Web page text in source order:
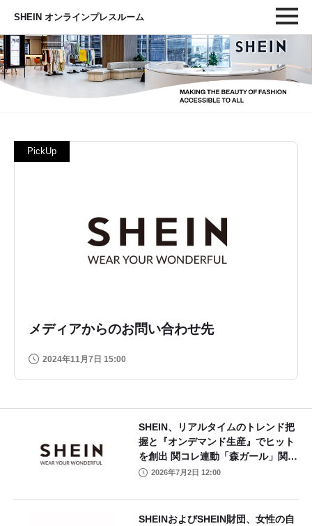
SHEIN オンラインプレスルーム
メディアからのお問い合わせ先
2024年11月7日 15:00
SHEIN、リアルタイムのトレンド把
握と『オンデマンド生産』でヒット
を創出 関コレ連動「森ガール」関連
売上91%増、新方程式を実証
2026年7月2日 12:00
SHEINおよびSHEIN財団、女性の自